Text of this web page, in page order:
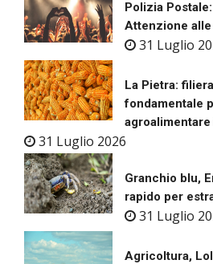
Polizia
Attenzione
31 Luglio
La Pietra:
fondamentale
31 Luglio 2026
Granchio blu,
rapido per
31 Luglio
Agricoltura,